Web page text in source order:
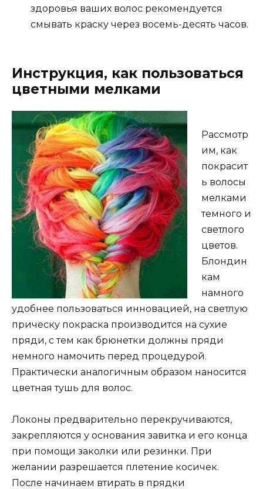
здоровья ваших волос рекомендуется
смывать краску через восемь-десять часов.
Инструкция, как пользоваться
цветными мелками
Рассмотр
им, как
покрасит
ь волосы
мелками
темного и
светлого
цветов.
Блондин
кам
намного
удобнее пользоваться инновацией, на светлую
прическу покраска производится на сухие
пряди, с тем как брюнетки должны пряди
немного намочить перед процедурой.
Практически аналогичным образом наносится
цветная тушь для волос.
Локоны предварительно перекручиваются,
закрепляются у основания завитка и его конца
при помощи заколки или резинки. При
желании разрешается плетение косичек.
После начинаем втирать в прядки